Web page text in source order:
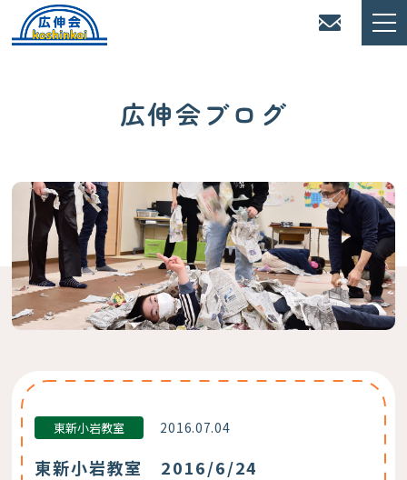
広伸会ブログ
東新小岩教室 2016.07.04
東新小岩教室 2016/6/24